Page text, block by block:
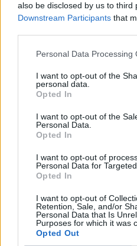
also be disclosed by us to third
Downstream Participants that
Personal Data Processing
I want to opt-out of the
personal data.
Opted In
I want to opt-out of the
Personal Data.
Opted In
I want to opt-out of
Personal Data for
Opted In
I want to opt-out of
Retention, Sale, and/or
Personal Data that Is
Purposes for which it was
Opted Out
Ανανέωση της
07/08/2026 - 11:50 ΑΘΛΗΤΙΣΜΟΣ
Κρήτη, Πελοπόννησο,
07/08/2026 - 08:30 ΕΛΛΑΔΑ
Χρηματιστήριο: Στις
07/08/2026 - 13:07 ΟΙΚΟΝΟΜΙΑ
του ΒΟΑΚ»
07/08/2026 - 09:50